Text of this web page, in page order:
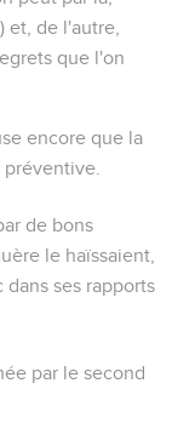
) et, de l'autre,
que l'on
encore que la
de bons
le haïssaient,
ses rapports
par le second